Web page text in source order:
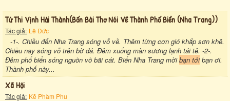
Tứ Thi Vịnh Hải Thành(bốn Bài Thơ Nói Về Thành Phố Biển (nha Trang))
Tác giả: Lê Đức
-1-. Chiều đến Nha Trang sóng vỗ về. Thêm từng cơn gió khắp sơn khê.
Chiều nay sóng vỗ trên bờ đá. Đêm xuống màn sương lạnh tái tê. -2-.
Đêm phố biển sóng nguồn vồ bãi cát. Biển Nha Trang mờibạn tớibạn ơi.
Thành phố này...
Xã Hội
Tác giả: Kẽ Phàm Phu